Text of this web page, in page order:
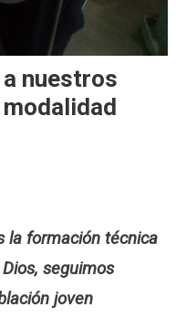
a nuestros
la formación técnica
seguimos
joven